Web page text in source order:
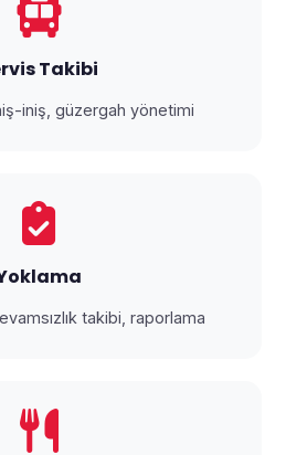
Takibi
iniş, güzergah yönetimi
takibi, raporlama